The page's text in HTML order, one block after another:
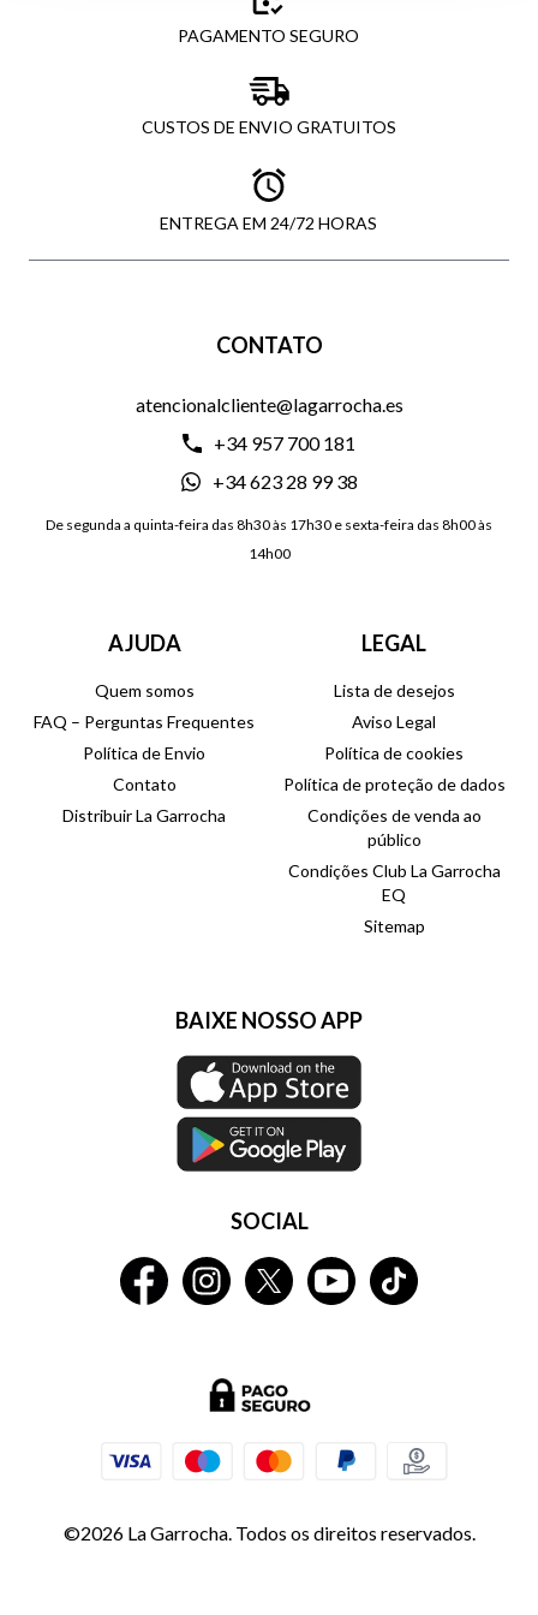
PAGAMENTO SEGURO
CUSTOS DE ENVIO GRATUITOS
ENTREGA EM 24/72 HORAS
CONTATO
atencionalcliente@lagarrocha.es
+34 957 700 181
+34 623 28 99 38
De segunda a quinta-feira das 8h30 às 17h30 e sexta-feira das 8h00 às
14h00
AJUDA
Quem somos
FAQ – Perguntas Frequentes
Política de Envio
Contato
Distribuir La Garrocha
LEGAL
Lista de desejos
Aviso Legal
Política de cookies
Política de proteção de dados
Condições de venda ao
público
Condições Club La Garrocha
EQ
Sitemap
BAIXE NOSSO APP
SOCIAL
©2026 La Garrocha. Todos os direitos reservados.